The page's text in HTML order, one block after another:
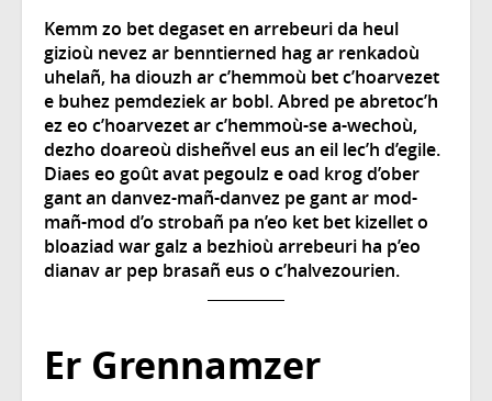
Kemm zo bet degaset en arrebeuri da heul
gizioù nevez ar benntierned hag ar renkadoù
uhelañ, ha diouzh ar c’hemmoù bet c’hoarvezet
e buhez pemdeziek ar bobl. Abred pe abretoc’h
ez eo c’hoarvezet ar c’hemmoù-se a-wechoù,
dezho doareoù disheñvel eus an eil lec’h d’egile.
Diaes eo goût avat pegoulz e oad krog d’ober
gant an danvez-mañ-danvez pe gant ar mod-
mañ-mod d’o strobañ pa n’eo ket bet kizellet o
bloaziad war galz a bezhioù arrebeuri ha p’eo
dianav ar pep brasañ eus o c’halvezourien.
Er Grennamzer